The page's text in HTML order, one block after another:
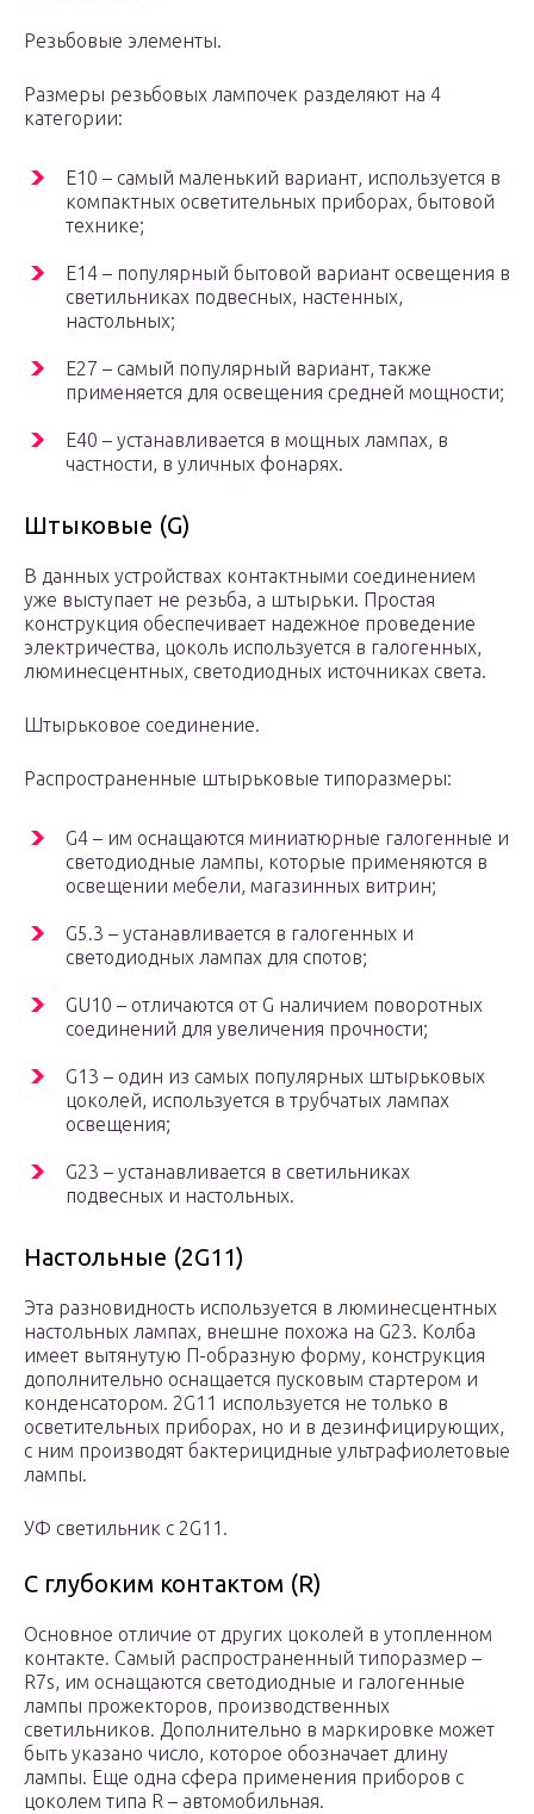
Резьбовые элементы.
Размеры резьбовых лампочек разделяют на 4
категории:
E10 – самый маленький вариант, используется в
компактных осветительных приборах, бытовой
технике;
E14 – популярный бытовой вариант освещения в
светильниках подвесных, настенных,
настольных;
E27 – самый популярный вариант, также
применяется для освещения средней мощности;
E40 – устанавливается в мощных лампах, в
частности, в уличных фонарях.
Штыковые (G)
В данных устройствах контактными соединением
уже выступает не резьба, а штырьки. Простая
конструкция обеспечивает надежное проведение
электричества, цоколь используется в галогенных,
люминесцентных, светодиодных источниках света.
Штырьковое соединение.
Распространенные штырьковые типоразмеры:
G4 – им оснащаются миниатюрные галогенные и
светодиодные лампы, которые применяются в
освещении мебели, магазинных витрин;
G5.3 – устанавливается в галогенных и
светодиодных лампах для спотов;
GU10 – отличаются от G наличием поворотных
соединений для увеличения прочности;
G13 – один из самых популярных штырьковых
цоколей, используется в трубчатых лампах
освещения;
G23 – устанавливается в светильниках
подвесных и настольных.
Настольные (2G11)
Эта разновидность используется в люминесцентных
настольных лампах, внешне похожа на G23. Колба
имеет вытянутую П-образную форму, конструкция
дополнительно оснащается пусковым стартером и
конденсатором. 2G11 используется не только в
осветительных приборах, но и в дезинфицирующих,
с ним производят бактерицидные ультрафиолетовые
лампы.
УФ светильник с 2G11.
С глубоким контактом (R)
Основное отличие от других цоколей в утопленном
контакте. Самый распространенный типоразмер –
R7s, им оснащаются светодиодные и галогенные
лампы прожекторов, производственных
светильников. Дополнительно в маркировке может
быть указано число, которое обозначает длину
лампы. Еще одна сфера применения приборов с
цоколем типа R – автомобильная.